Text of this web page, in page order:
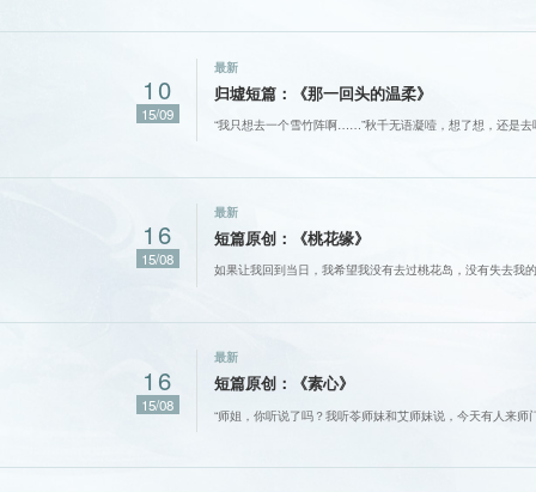
最新
归墟短篇：《那一回头的温柔》
“我只想去一个雪竹阵啊……”秋千无语凝噎，想了想，还是
10
15/09
最新
短篇原创：《桃花缘》
如果让我回到当日，我希望我没有去过桃花岛，没有失去我
16
15/08
最新
短篇原创：《素心》
“师姐，你听说了吗？我听苓师妹和艾师妹说，今天有人来师
16
15/08